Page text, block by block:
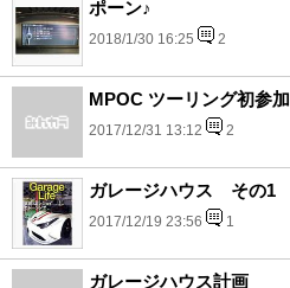
ポーン♪
2018/1/30 16:25 2
MPOC ツーリング初参加
2017/12/31 13:12 2
ガレージハウス その1
2017/12/19 23:56 1
ガレージハウス計画